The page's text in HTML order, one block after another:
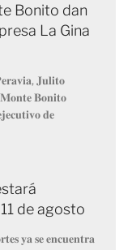
Bonito dan
La Gina
𝐉𝐮𝐥𝐢𝐭𝐨
𝐌𝐨𝐧𝐭𝐞 𝐁𝐨𝐧𝐢𝐭𝐨
𝐝𝐞
de agosto
𝐲𝐚 𝐬𝐞 𝐞𝐧𝐜𝐮𝐞𝐧𝐭𝐫𝐚